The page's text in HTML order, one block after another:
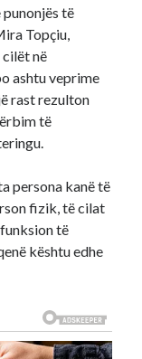
të
Topçiu,
cilët në
ashtu veprime
rast rezulton
të
persona kanë të
fizik, të cilat
të
kështu edhe